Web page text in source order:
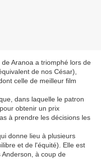
Aranoa a triomphé lors de
de nos César),
celle de meilleur film
dans laquelle le patron
obtenir un prix
à prendre les décisions les
donne lieu à plusieurs
et de l'équité). Elle est
à coup de